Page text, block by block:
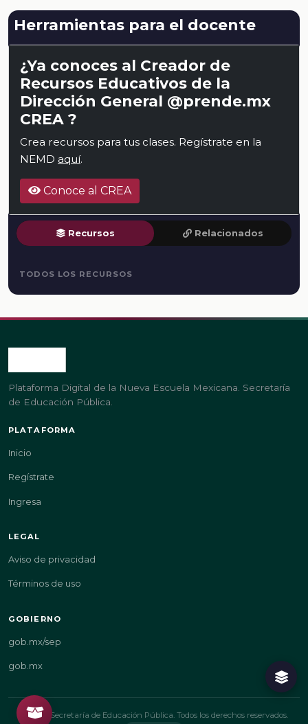
Herramientas para el docente
¿Ya conoces al Creador de
Recursos Educativos de la
Dirección General @prende.mx
CREA ?
Crea recursos para tus clases. Regístrate en la
NEMD aquí.
Conoce al CREA
Recursos Relacionados
TODOS LOS RECURSOS
Plataforma Digital de la Nueva Escuela Mexicana. Secretaría
de Educación Pública.
PLATAFORMA
Inicio
Regístrate
Ingresa
LEGAL
Aviso de privacidad
Términos de uso
GOBIERNO
gob.mx/sep
gob.mx
© 2026 Secretaría de Educación Pública. Todos los derechos reservados.